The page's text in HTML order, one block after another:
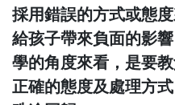
採用錯誤的方式或態
給孩子帶來負面的影
學的角度來看，是要
正確的態度及處理方